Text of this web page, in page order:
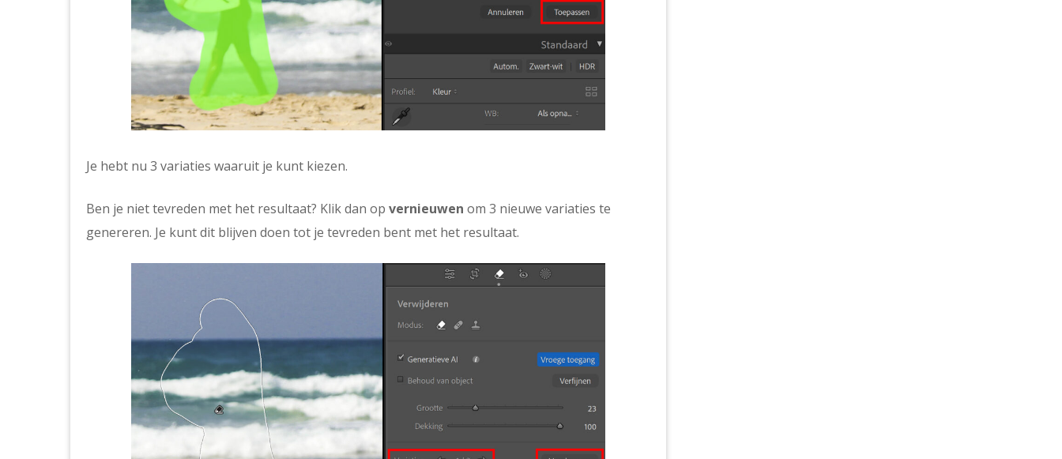
Je hebt nu 3 variaties waaruit je kunt kiezen.
Ben je niet tevreden met het resultaat? Klik dan op vernieuwen om 3 nieuwe variaties te
genereren. Je kunt dit blijven doen tot je tevreden bent met het resultaat.